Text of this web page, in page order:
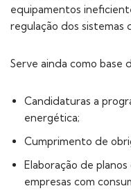
equipamentos
regulação dos sistemas
Serve ainda como base
Candidaturas a
energética;
Cumprimento de
Elaboração de
empresas com